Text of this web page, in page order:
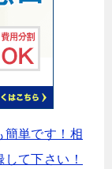
簡単です！相
て下さい！